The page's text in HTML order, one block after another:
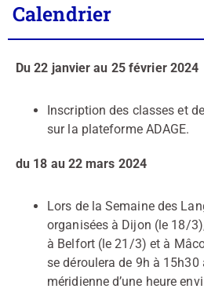
Calendrier
Du 22 janvier au 25 février 2024
Inscription des classes et
sur la plateforme ADAGE.
du 18 au 22 mars 2024
Lors de la Semaine des
organisées à Dijon (le 18/
à Belfort (le 21/3) et à
se déroulera de 9h à 15h30
méridienne d’une heure